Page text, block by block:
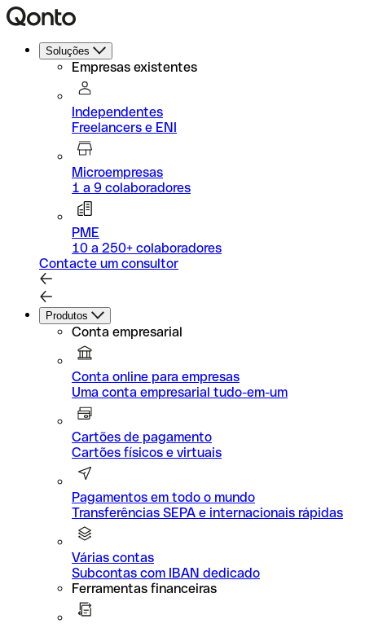
Soluções
Empresas existentes
Independentes
Freelancers e ENI
Microempresas
1 a 9 colaboradores
PME
10 a 250+ colaboradores
Contacte um consultor
Produtos
Conta empresarial
Conta online para empresas
Uma conta empresarial tudo-em-um
Cartões de pagamento
Cartões físicos e virtuais
Pagamentos em todo o mundo
Transferências SEPA e internacionais rápidas
Várias contas
Subcontas com IBAN dedicado
Ferramentas financeiras